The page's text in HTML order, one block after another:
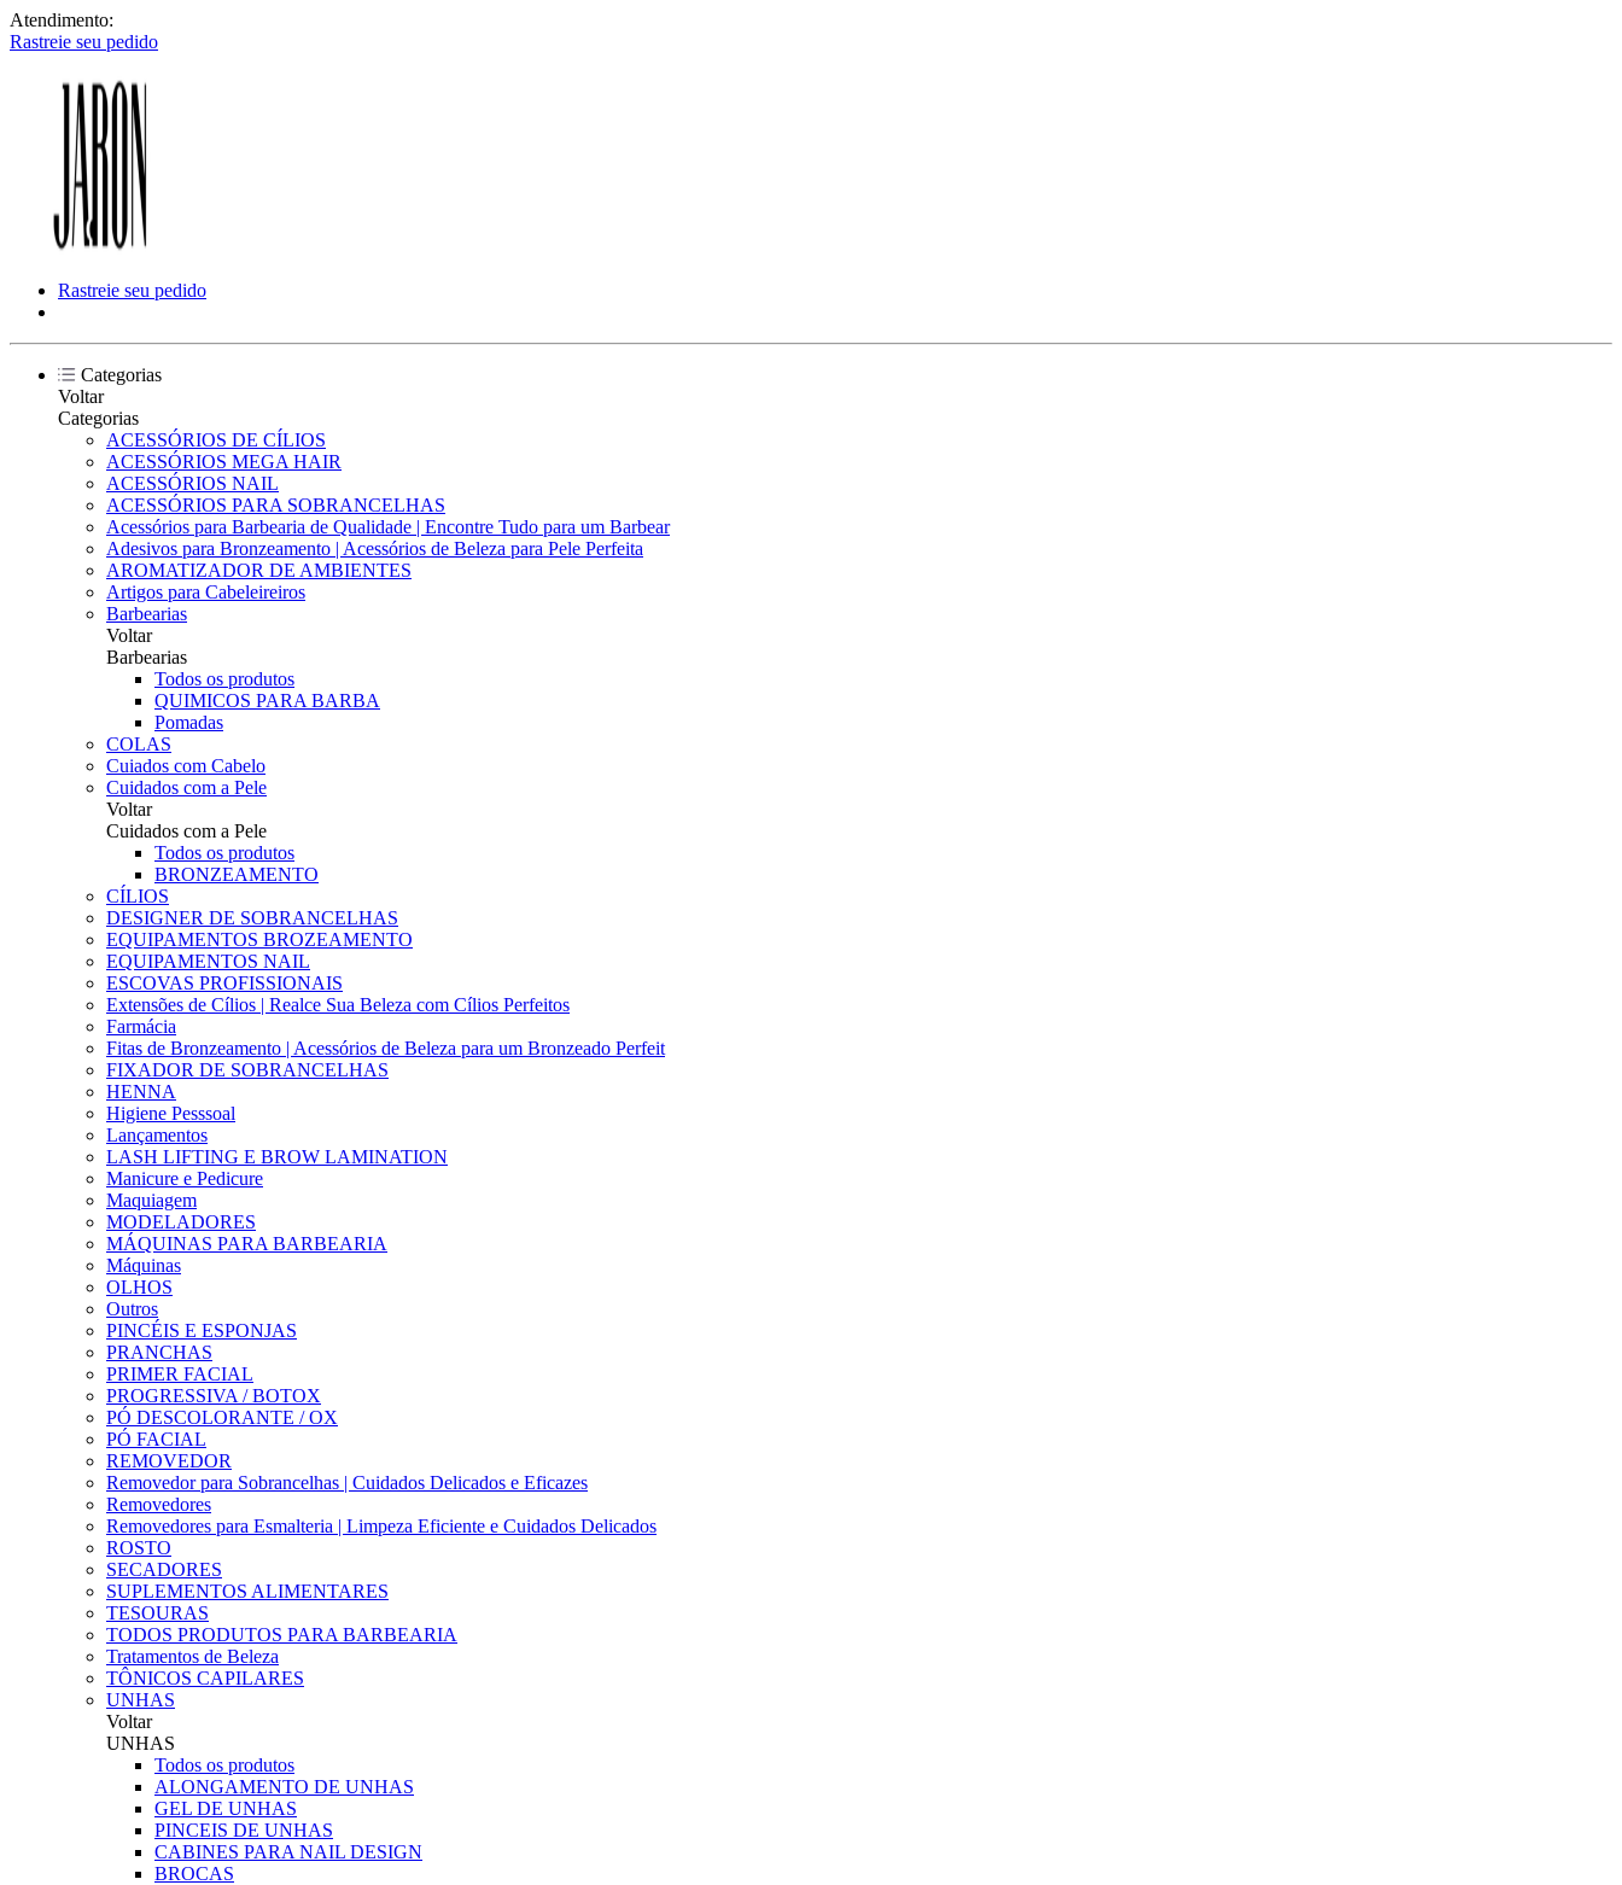
Atendimento:
Rastreie seu pedido
Rastreie seu pedido
Categorias
Voltar
Categorias
ACESSÓRIOS DE CÍLIOS
ACESSÓRIOS MEGA HAIR
ACESSÓRIOS NAIL
ACESSÓRIOS PARA SOBRANCELHAS
Acessórios para Barbearia de Qualidade | Encontre Tudo para um Barbear
Adesivos para Bronzeamento | Acessórios de Beleza para Pele Perfeita
AROMATIZADOR DE AMBIENTES
Artigos para Cabeleireiros
Barbearias
Voltar
Barbearias
Todos os produtos
QUIMICOS PARA BARBA
Pomadas
COLAS
Cuiados com Cabelo
Cuidados com a Pele
Voltar
Cuidados com a Pele
Todos os produtos
BRONZEAMENTO
CÍLIOS
DESIGNER DE SOBRANCELHAS
EQUIPAMENTOS BROZEAMENTO
EQUIPAMENTOS NAIL
ESCOVAS PROFISSIONAIS
Extensões de Cílios | Realce Sua Beleza com Cílios Perfeitos
Farmácia
Fitas de Bronzeamento | Acessórios de Beleza para um Bronzeado Perfeit
FIXADOR DE SOBRANCELHAS
HENNA
Higiene Pesssoal
Lançamentos
LASH LIFTING E BROW LAMINATION
Manicure e Pedicure
Maquiagem
MODELADORES
MÁQUINAS PARA BARBEARIA
Máquinas
OLHOS
Outros
PINCÉIS E ESPONJAS
PRANCHAS
PRIMER FACIAL
PROGRESSIVA / BOTOX
PÓ DESCOLORANTE / OX
PÓ FACIAL
REMOVEDOR
Removedor para Sobrancelhas | Cuidados Delicados e Eficazes
Removedores
Removedores para Esmalteria | Limpeza Eficiente e Cuidados Delicados
ROSTO
SECADORES
SUPLEMENTOS ALIMENTARES
TESOURAS
TODOS PRODUTOS PARA BARBEARIA
Tratamentos de Beleza
TÔNICOS CAPILARES
UNHAS
Voltar
UNHAS
Todos os produtos
ALONGAMENTO DE UNHAS
GEL DE UNHAS
PINCEIS DE UNHAS
CABINES PARA NAIL DESIGN
BROCAS